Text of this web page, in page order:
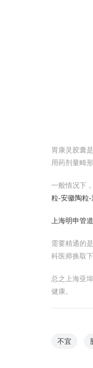
胃康灵胶囊
用药剂量畸
一般情况下
粒-安徽陶粒
上海明申管
需要精通的
科医师换取
总之上海亚
健康。
不宜